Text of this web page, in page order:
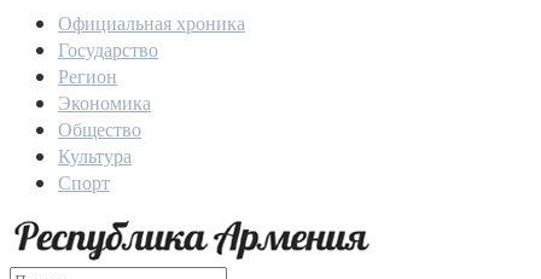
Официальная хроника
Государство
Регион
Экономика
Общество
Культура
Спорт